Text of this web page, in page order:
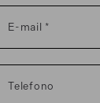
E-mail
Telefono